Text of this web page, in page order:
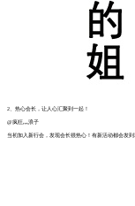
2、热心会长，让人心汇聚到一起！
@疯狂灬浪子
当初加入新行会，发现会长很热心！有新活动都会发